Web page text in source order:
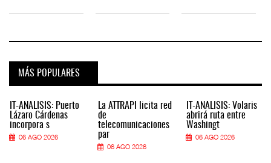
MÁS POPULARES
IT-ANÁLISIS: Puerto
Lázaro Cárdenas
incorpora s
06 AGO 2026
La ATTRAPI licita red
de
telecomunicaciones
par
06 AGO 2026
IT-ANÁLISIS: Volaris
abrirá ruta entre
Washingt
06 AGO 2026